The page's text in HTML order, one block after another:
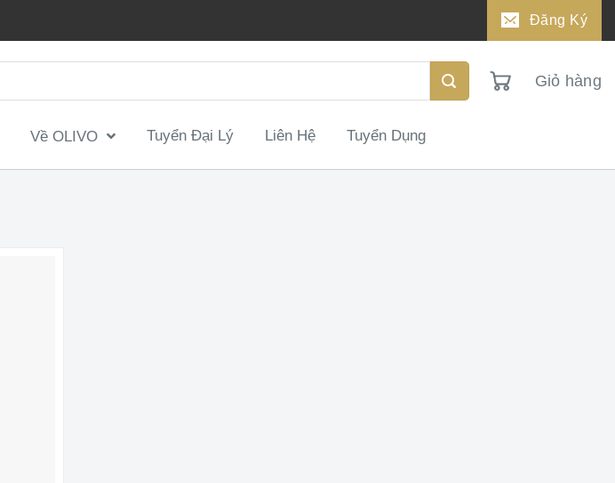
Đăng Ký
Giỏ hàng
Về OLIVO Tuyển Đại Lý Liên Hệ Tuyển Dụng